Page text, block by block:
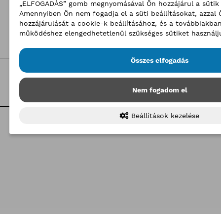
24 25 26 27 28 29 30
31 1 2 3 4 5 6
Kategóriák
„ELFOGADÁS” gomb megnyomásával Ön hozzájárul a
Amennyiben Ön nem fogadja el a süti beállításokat, azzal
hozzájárulását a cookie-k beállításához, és a
működéshez elengedhetetlenül szükséges sütiket
Összes elfogadás
Nem fogadom el
Beállítások kezelése